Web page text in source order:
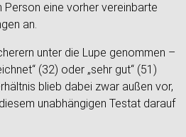
eine vorher vereinbarte
an.
unter die Lupe genommen –
(32) oder „sehr gut“ (51)
blieb dabei zwar außen vor,
unabhängigen Testat darauf